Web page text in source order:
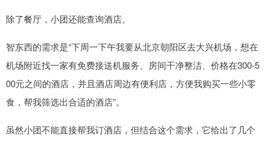
除了餐厅，小团还能查询酒店。
智东西的需求是“下周一下午我要从北京朝阳区去大兴机场，想在
机场附近找一家有免费接送机服务、房间干净整洁、价格在300-5
00元之间的酒店，并且酒店周边有便利店，方便我购买一些小零
食，帮我筛选出合适的酒店”。
虽然小团不能直接帮我订酒店，但结合这个需求，它给出了几个